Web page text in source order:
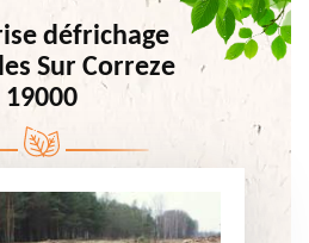
défrichage
Sur Correze
19000